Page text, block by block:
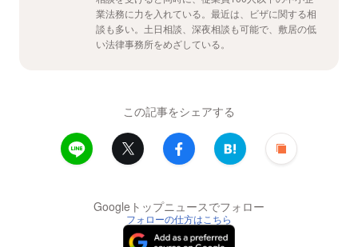
業法務に力を入れている。最近は、ビザに関する相
談も多い。土日相談、深夜相談も可能で、敷居の低
い法律事務所をめざしている。
この記事をシェアする
Googleトップニュースでフォロー
フォローの仕方はこちら